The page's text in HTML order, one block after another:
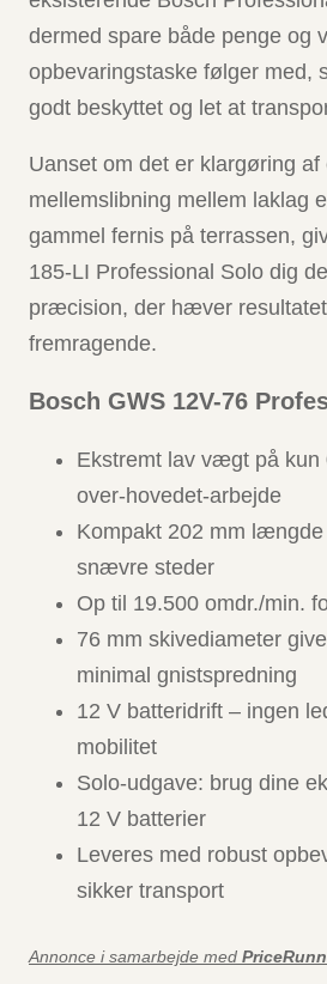
dermed spare både penge og
opbevaringstaske følger med,
godt beskyttet og let at
Uanset om det er klargøring af
mellemslibning mellem laklag
gammel fernis på terrassen,
185-LI Professional Solo dig
præcision, der hæver resultatet
fremragende.
Bosch GWS 12V-76
Ekstremt lav vægt på kun
over-hovedet-arbejde
Kompakt 202 mm
snævre steder
Op til 19.500 omdr./min.
76 mm skivediameter
minimal gnistspredning
12 V batteridrift – ingen
mobilitet
Solo-udgave: brug dine
12 V batterier
Leveres med robust
sikker transport
Annonce i samarbejde med